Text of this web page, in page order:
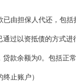
由担保人代还，包括
过以资抵债的方式进
余额为0。包括正
止账户）